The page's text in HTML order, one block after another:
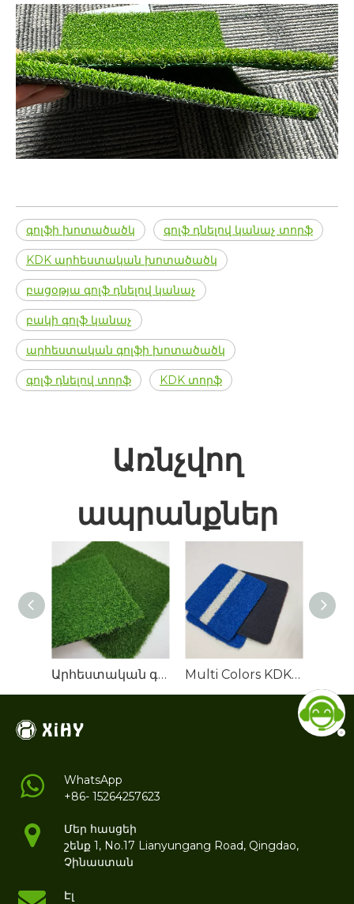
գոլֆի խոտածածկ գոլֆ դնելով կանաչ տորֆ
KDK արհեստական ​​խոտածածկ
բացօթյա գոլֆ դնելով կանաչ
բակի գոլֆ կանաչ
արհեստական ​​գոլֆի խոտածածկ
գոլֆ դնելով տորֆ KDK տորֆ
Առնչվող
ապրանքներ
Արհեստական ​​գոլֆ խոտի տեղադրում Multi Colors KDK Sports Artificial Turf Grass Filed
WhatsApp
+86- 15264257623
Մեր հասցեի
շենք 1, No.17 Lianyungang Road, Qingdao,
Չինաստան
Էլ